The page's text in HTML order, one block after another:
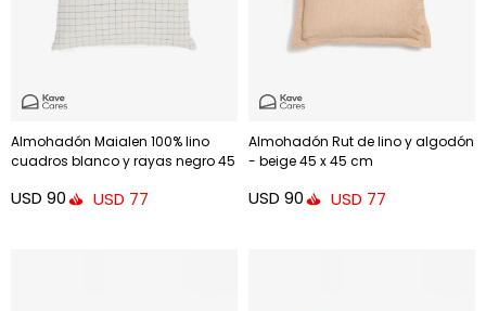
Almohadón Maialen 100% lino
cuadros blanco y rayas negro 45
USD 90 USD 77
Almohadón Rut de lino y algodón
- beige 45 x 45 cm
USD 90 USD 77